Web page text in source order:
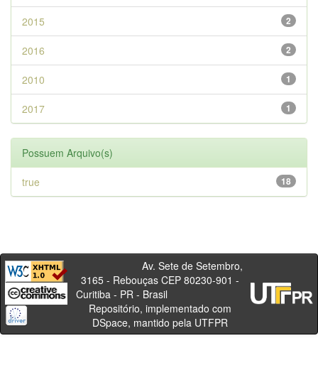
2
2015
2
2016
1
2010
1
2017
Possuem Arquivo(s)
18
true
Av. Sete de Setembro,
3165 - Rebouças CEP 80230-901 -
Curitiba - PR - Brasil
Repositório, implementado com
DSpace, mantido pela UTFPR